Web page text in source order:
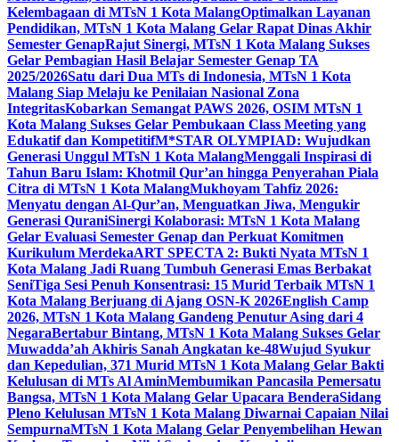
Kelembagaan di MTsN 1 Kota MalangOptimalkan Layanan
Pendidikan, MTsN 1 Kota Malang Gelar Rapat Dinas Akhir
Semester GenapRajut Sinergi, MTsN 1 Kota Malang Sukses
Gelar Pembagian Hasil Belajar Semester Genap TA
2025/2026Satu dari Dua MTs di Indonesia, MTsN 1 Kota
Malang Siap Melaju ke Penilaian Nasional Zona
IntegritasKobarkan Semangat PAWS 2026, OSIM MTsN 1
Kota Malang Sukses Gelar Pembukaan Class Meeting yang
Edukatif dan KompetitifM*STAR OLYMPIAD: Wujudkan
Generasi Unggul MTsN 1 Kota MalangMenggali Inspirasi di
Tahun Baru Islam: Khotmil Qur’an hingga Penyerahan Piala
Citra di MTsN 1 Kota MalangMukhoyam Tahfiz 2026:
Menyatu dengan Al-Qur’an, Menguatkan Jiwa, Mengukir
Generasi QuraniSinergi Kolaborasi: MTsN 1 Kota Malang
Gelar Evaluasi Semester Genap dan Perkuat Komitmen
Kurikulum MerdekaART SPECTA 2: Bukti Nyata MTsN 1
Kota Malang Jadi Ruang Tumbuh Generasi Emas Berbakat
SeniTiga Sesi Penuh Konsentrasi: 15 Murid Terbaik MTsN 1
Kota Malang Berjuang di Ajang OSN-K 2026English Camp
2026, MTsN 1 Kota Malang Gandeng Penutur Asing dari 4
NegaraBertabur Bintang, MTsN 1 Kota Malang Sukses Gelar
Muwadda’ah Akhiris Sanah Angkatan ke-48Wujud Syukur
dan Kepedulian, 371 Murid MTsN 1 Kota Malang Gelar Bakti
Kelulusan di MTs Al AminMembumikan Pancasila Pemersatu
Bangsa, MTsN 1 Kota Malang Gelar Upacara BenderaSidang
Pleno Kelulusan MTsN 1 Kota Malang Diwarnai Capaian Nilai
SempurnaMTsN 1 Kota Malang Gelar Penyembelihan Hewan